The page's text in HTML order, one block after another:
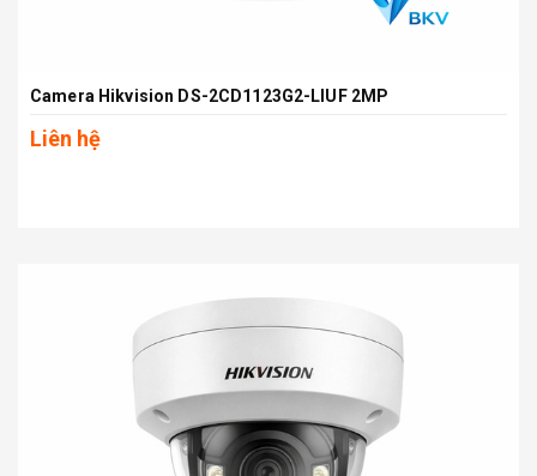
Camera Hikvision DS-2CD1123G2-LIUF 2MP
Liên hệ